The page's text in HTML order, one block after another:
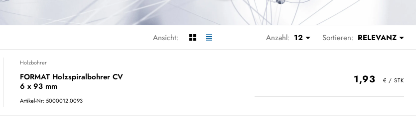
Ansicht: Anzahl: 12 Sortieren: RELEVANZ
Holzbohrer
FORMAT Holzspiralbohrer CV
6 x 93 mm
Artikel-Nr: 5000012.0093
1,93